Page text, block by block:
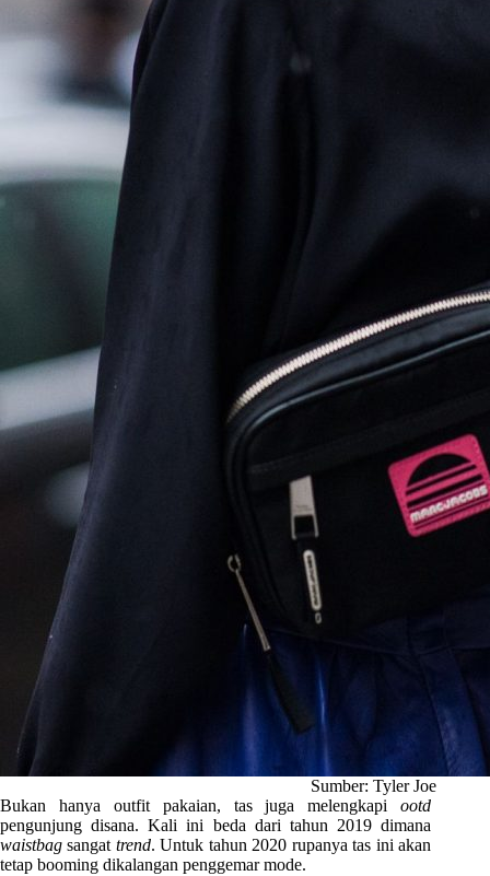
Sumber: Tyler Joe
Bukan hanya outfit pakaian, tas juga melengkapiootd
pengunjung disana. Kali ini beda dari tahun 2019 dimana
waistbag sangat trend. Untuk tahun 2020 rupanya tas ini akan
tetap booming dikalangan penggemar mode.